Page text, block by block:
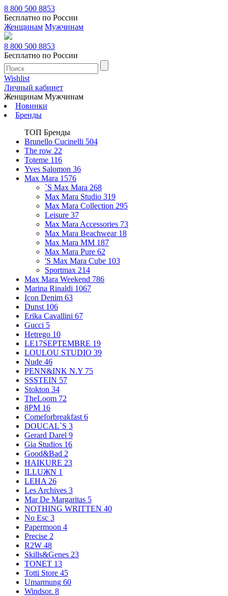
8 800 500 8853
Бесплатно по России
Женщинам Мужчинам
8 800 500 8853
Бесплатно по России
Wishlist
Личный кабинет
Женщинам Мужчинам
Новинки
Бренды
ТОП Бренды
Brunello Cucinelli 504
The row 22
Toteme 116
Yves Salomon 36
Max Mara 1576
`S Max Mara 268
Max Mara Studio 319
Max Mara Collection 295
Leisure 37
Max Mara Accessories 73
Max Mara Beachwear 18
Max Mara MM 187
Max Mara Pure 62
'S Max Mara Cube 103
Sportmax 214
Max Mara Weekend 786
Marina Rinaldi 1067
Icon Denim 63
Dunst 106
Erika Cavallini 67
Gucci 5
Hetrego 10
LE17SEPTEMBRE 19
LOULOU STUDIO 39
Nude 46
PENN&INK N.Y 75
SSSTEIN 57
Stokton 34
TheLoom 72
8PM 16
Comeforbreakfast 6
DOUCAL`S 3
Gerard Darel 9
Gia Studios 16
Good&Bad 2
HAIKURE 23
ILLUЖN 1
LEHA 26
Les Archives 3
Mar De Margaritas 5
NOTHING WRITTEN 40
No Esc 3
Papermoon 4
Precise 2
R2W 48
Skills&Genes 23
TONET 13
Totti Store 45
Umarmung 60
Windsor. 8